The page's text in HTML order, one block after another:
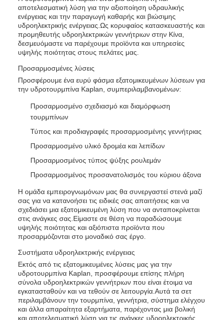
αποτελεσματική λύση για την αξιοποίηση υδραυλικής
ενέργειας και την παραγωγή καθαρής και βιώσιμης
υδροηλεκτρικής ενέργειας.Ως κορυφαίος κατασκευαστής και
προμηθευτής υδροηλεκτρικών γεννήτριων στην Κίνα,
δεσμευόμαστε να παρέχουμε προϊόντα και υπηρεσίες
υψηλής ποιότητας στους πελάτες μας.
Προσαρμοσμένες λύσεις
Προσφέρουμε ένα ευρύ φάσμα εξατομικευμένων λύσεων για
την υδροτουρμπίνα Kaplan, συμπεριλαμβανομένων:
Προσαρμοσμένο σχεδιασμό και διαμόρφωση
τουρμπίνων
Τύπος και προδιαγραφές προσαρμοσμένης γεννήτριας
Προσαρμοσμένο υλικό δρομέα και λεπίδων
Προσαρμοσμένος τύπος ψύξης ρουλεμάν
Προσαρμοσμένος προσανατολισμός του κύριου άξονα
Η ομάδα εμπειρογνωμόνων μας θα συνεργαστεί στενά μαζί
σας για να κατανοήσει τις ειδικές σας απαιτήσεις και να
σχεδιάσει μια εξατομικευμένη λύση που να ανταποκρίνεται
στις ανάγκες σας.Είμαστε σε θέση να παραδώσουμε
υψηλής ποιότητας και αξιόπιστα προϊόντα που
προσαρμόζονται στο μοναδικό σας έργο.
Συστήματα υδροηλεκτρικής ενέργειας
Εκτός από τις εξατομικευμένες λύσεις μας για την
υδροτουρμπίνα Kaplan, προσφέρουμε επίσης πλήρη
σύνολα υδροηλεκτρικών γεννήτριων που είναι έτοιμα να
εγκατασταθούν και να τεθούν σε λειτουργία.Αυτά τα σετ
περιλαμβάνουν την τουρμπίνα, γεννήτρια, σύστημα ελέγχου
και άλλα απαραίτητα εξαρτήματα, παρέχοντας μια βολική
και αποτελεσματική λύση για τις ανάγκες υδροηλεκτρικής